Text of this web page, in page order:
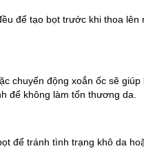
để tạo bọt trước khi thoa lên
chuyển động xoắn ốc sẽ giúp
để không làm tổn thương da.
để tránh tình trạng khô da